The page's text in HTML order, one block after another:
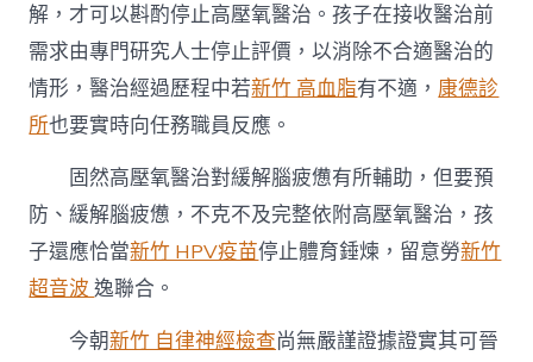
解，才可以斟酌停止高壓氧醫治。孩子在接收醫治前
需求由專門研究人士停止評價，以消除不合適醫治的
情形，醫治經過歷程中若新竹 高血脂有不適，康德診
所也要實時向任務職員反應。
固然高壓氧醫治對緩解腦疲憊有所輔助，但要預
防、緩解腦疲憊，不克不及完整依附高壓氧醫治，孩
子還應恰當新竹 HPV疫苗停止體育錘煉，留意勞新竹
超音波逸聯合。
今朝新竹 自律神經檢查尚無嚴謹證據證實其可晉